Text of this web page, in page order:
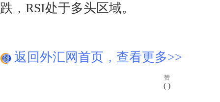
跌，RSI处于多头区域。
返回外汇网首页，查看更多>>
赞
( )